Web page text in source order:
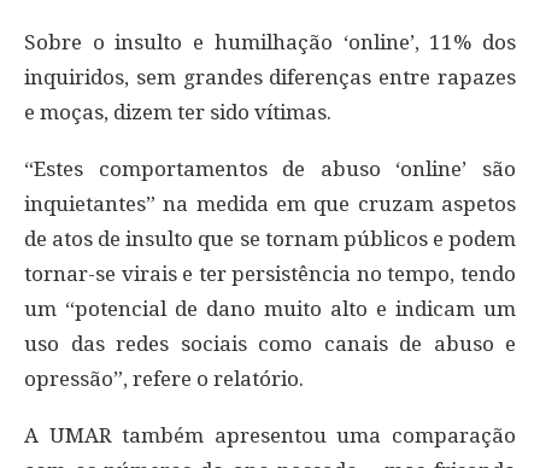
Sobre o insulto e humilhação ‘online’, 11% dos
inquiridos, sem grandes diferenças entre rapazes
e moças, dizem ter sido vítimas.
“Estes comportamentos de abuso ‘online’ são
inquietantes” na medida em que cruzam aspetos
de atos de insulto que se tornam públicos e podem
tornar-se virais e ter persistência no tempo, tendo
um “potencial de dano muito alto e indicam um
uso das redes sociais como canais de abuso e
opressão”, refere o relatório.
A UMAR também apresentou uma comparação